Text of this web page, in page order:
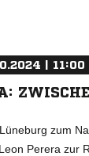
| 11:00
zum
Perera zur